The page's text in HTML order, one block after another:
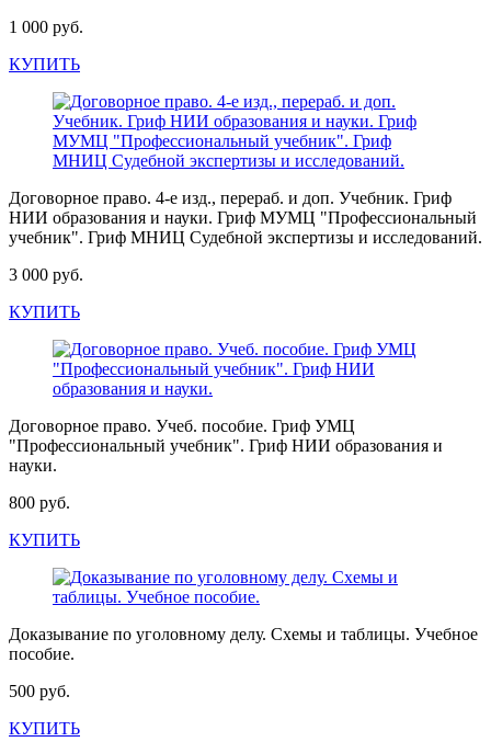
1 000 руб.
КУПИТЬ
Договорное право. 4-е изд., перераб. и доп. Учебник. Гриф
НИИ образования и науки. Гриф МУМЦ "Профессиональный
учебник". Гриф МНИЦ Судебной экспертизы и исследований.
3 000 руб.
КУПИТЬ
Договорное право. Учеб. пособие. Гриф УМЦ
"Профессиональный учебник". Гриф НИИ образования и
науки.
800 руб.
КУПИТЬ
Доказывание по уголовному делу. Схемы и таблицы. Учебное
пособие.
500 руб.
КУПИТЬ